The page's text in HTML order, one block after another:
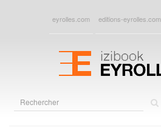
eyrolles.com editions-eyrolles.com